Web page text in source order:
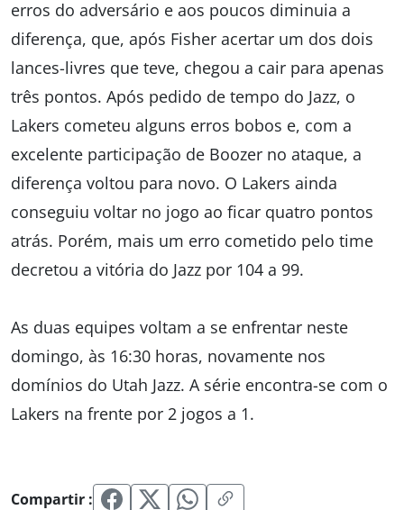
erros do adversário e aos poucos diminuia a
diferença, que, após Fisher acertar um dos dois
lances-livres que teve, chegou a cair para apenas
três pontos. Após pedido de tempo do Jazz, o
Lakers cometeu alguns erros bobos e, com a
excelente participação de Boozer no ataque, a
diferença voltou para novo. O Lakers ainda
conseguiu voltar no jogo ao ficar quatro pontos
atrás. Porém, mais um erro cometido pelo time
decretou a vitória do Jazz por 104 a 99.
As duas equipes voltam a se enfrentar neste
domingo, às 16:30 horas, novamente nos
domínios do Utah Jazz. A série encontra-se com o
Lakers na frente por 2 jogos a 1.
Compartir :